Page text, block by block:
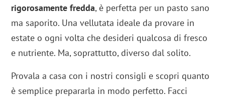
rigorosamente fredda, è perfetta per un pasto sano
ma saporito. Una vellutata ideale da provare in
estate o ogni volta che desideri qualcosa di fresco
e nutriente. Ma, soprattutto, diverso dal solito.
Provala a casa con i nostri consigli e scopri quanto
è semplice prepararla in modo perfetto. Facci